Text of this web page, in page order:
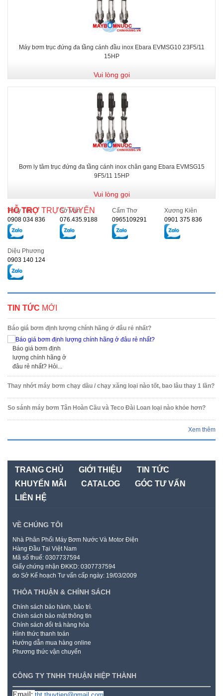
Máy bơm trục đứng đa tầng cánh đầu inox Ebara EVMSG10 23F5/11
15HP
Vui lòng gọi
Bơm ly tâm trục đứng đa tầng cánh inox chân gang Ebara EVMSG15
9F5/11 15HP
Vui lòng gọi
HỖ TRỢ TRỰC TUYẾN
Thủy Tiên
0908 034 836
Sở Vân
076.435.9188
Cẩm Thơ
0965109291
Xương Kiên
0901 375 836
Diệu Phương
0903 140 124
TIN TỨC MỚI
Báo giá bơm định lượng chính hãng ở đâu rẻ nhất?
Báo giá bơm định
lượng chính hãng ở
đâu rẻ nhất? Hỏi...
Thay nhớt máy bơm chạy dầu / chạy xăng loại nào tốt, bao lâu thay 1 lần?
So sánh máy bơm Tân Hoàn Cầu và Teco Đài Loan loại nào khỏe hơn?
Xem thêm
TRANG CHỦ GIỚI THIỆU
TIN TỨC
KHUYẾN MÃI
CATALOG
GÓC TƯ VẤN
LIÊN HỆ
VỀ CHÚNG TÔI
Nhà Phân Phối Máy Bơm Nước Và Motor Điện
Hàng Đầu Tại Việt Nam
Mã số thuế: 0307737594
Giấy chứng nhận ĐKKD: 0307737594
do Sở Kế hoạch Tư vấn cấp ngày: 19/03/2009
THỎA THUẬN & CHÍNH SÁCH
Chính sách bảo hành, bảo trì.
Chính sách bảo mật thông tin
Chính sách đổi trả hàng hóa
Hình thức thanh toán
Hướng dẫn mua hàng online
Phương thức vận chuyển
CÔNG TY TNHH THUẬN HIỆP THÀNH
Email: